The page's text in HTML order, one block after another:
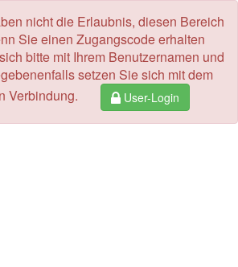
nicht die Erlaubnis, diesen Bereich
Sie einen Zugangscode erhalten
bitte mit Ihrem Benutzernamen und
setzen Sie sich mit dem
Verbindung.
User-Login